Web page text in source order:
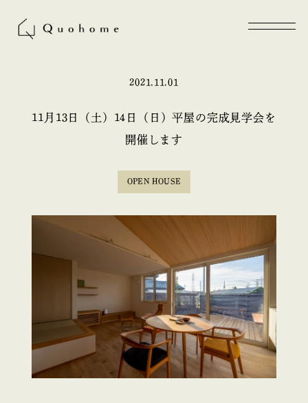
2021.11.01
11月13日（土）14日（日）平屋の完成見学会を
開催します
OPEN HOUSE